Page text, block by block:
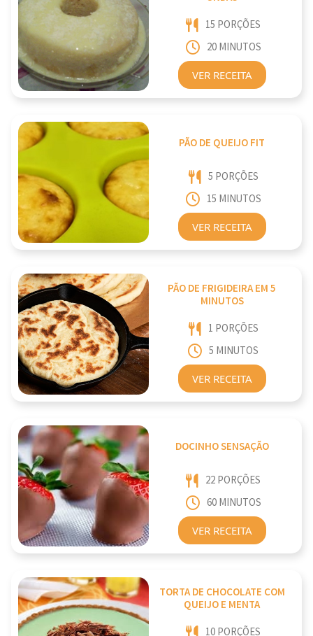
15 PORÇÕES
20 MINUTOS
VER RECEITA
PÃO DE QUEIJO FIT
5 PORÇÕES
15 MINUTOS
VER RECEITA
PÃO DE FRIGIDEIRA EM 5
MINUTOS
1 PORÇÕES
5 MINUTOS
VER RECEITA
DOCINHO SENSAÇÃO
22 PORÇÕES
60 MINUTOS
VER RECEITA
TORTA DE CHOCOLATE COM
QUEIJO E MENTA
10 PORÇÕES